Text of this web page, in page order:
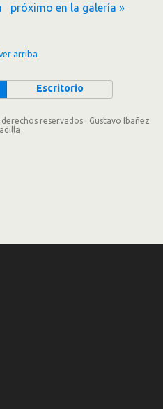
próximo en la galería »
arriba
Escritorio
reservados · Gustavo Ibañez